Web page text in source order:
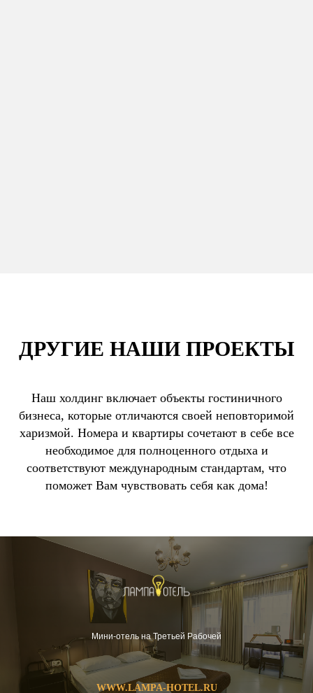
ДРУГИЕ НАШИ ПРОЕКТЫ
Наш холдинг включает объекты гостиничного
бизнеса, которые отличаются своей неповторимой
харизмой. Номера и квартиры сочетают в себе все
необходимое для полноценного отдыха и
соответствуют международным стандартам, что
поможет Вам чувствовать себя как дома!
Мини-отель на Третьей Рабочей
WWW.LAMPA-HOTEL.RU